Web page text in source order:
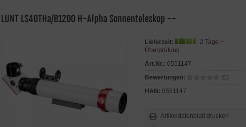
LUNT LS40THa/B1200 H-Alpha Sonnenteleskop --
Lieferzeit:
2 Tage +
Überprüfung
Art.Nr.: 0551147
Bewertungen:
(0)
HAN: 0551147
Artikeldatenblatt drucken